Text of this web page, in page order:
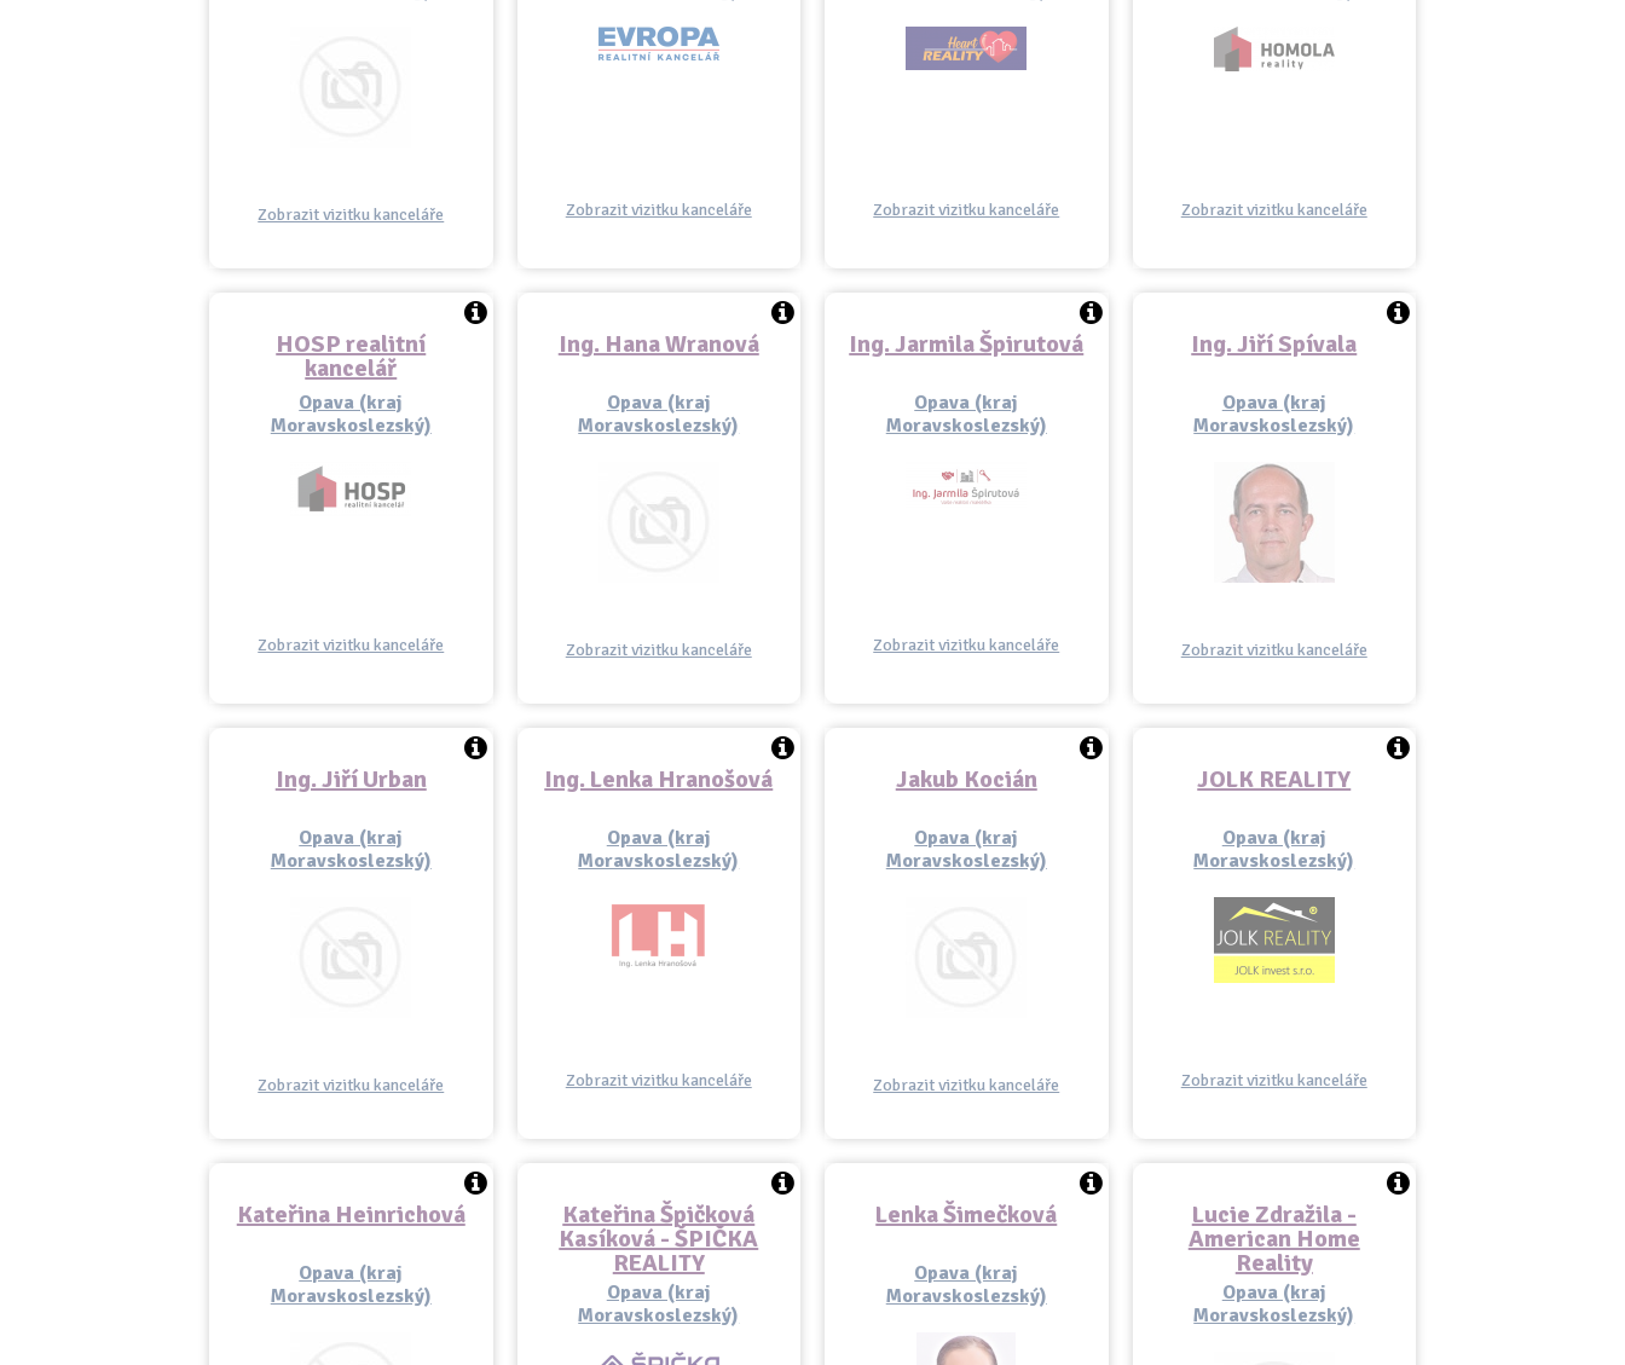
Zobrazit vizitku kanceláře Zobrazit vizitku kanceláře Zobrazit vizitku kanceláře Zobrazit vizitku kanceláře
HOSP realitní
kancelář
Opava (kraj
Moravskoslezský)
Zobrazit vizitku kanceláře
Ing. Hana Wranová
Opava (kraj
Moravskoslezský)
Zobrazit vizitku kanceláře
Ing. Jarmila Špirutová
Opava (kraj
Moravskoslezský)
Zobrazit vizitku kanceláře
Ing. Jiří Spívala
Opava (kraj
Moravskoslezský)
Zobrazit vizitku kanceláře
Ing. Jiří Urban
Opava (kraj
Moravskoslezský)
Zobrazit vizitku kanceláře
Ing. Lenka Hranošová
Opava (kraj
Moravskoslezský)
Zobrazit vizitku kanceláře
Jakub Kocián
Opava (kraj
Moravskoslezský)
Zobrazit vizitku kanceláře
JOLK REALITY
Opava (kraj
Moravskoslezský)
Zobrazit vizitku kanceláře
Kateřina Heinrichová
Opava (kraj
Moravskoslezský)
Kateřina Špičková
Kasíková - ŠPIČKA
REALITY
Opava (kraj
Moravskoslezský)
Lenka Šimečková
Opava (kraj
Moravskoslezský)
Lucie Zdražila -
American Home
Reality
Opava (kraj
Moravskoslezský)